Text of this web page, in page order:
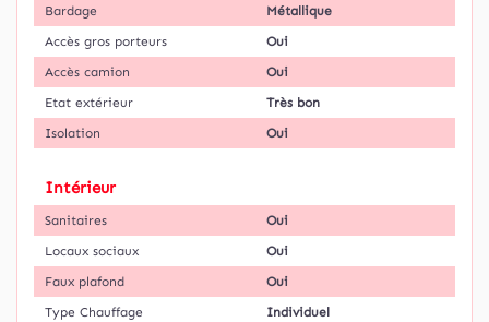
Bardage
Métallique
Accès gros porteurs
Oui
Accès camion
Oui
Etat extérieur
Très bon
Isolation
Oui
Intérieur
Sanitaires
Oui
Locaux sociaux
Oui
Faux plafond
Oui
Type Chauffage
Individuel